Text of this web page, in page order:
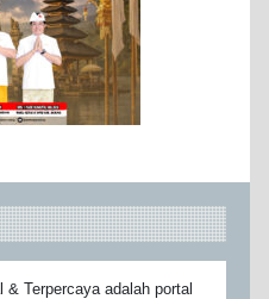
Terpercaya adalah portal